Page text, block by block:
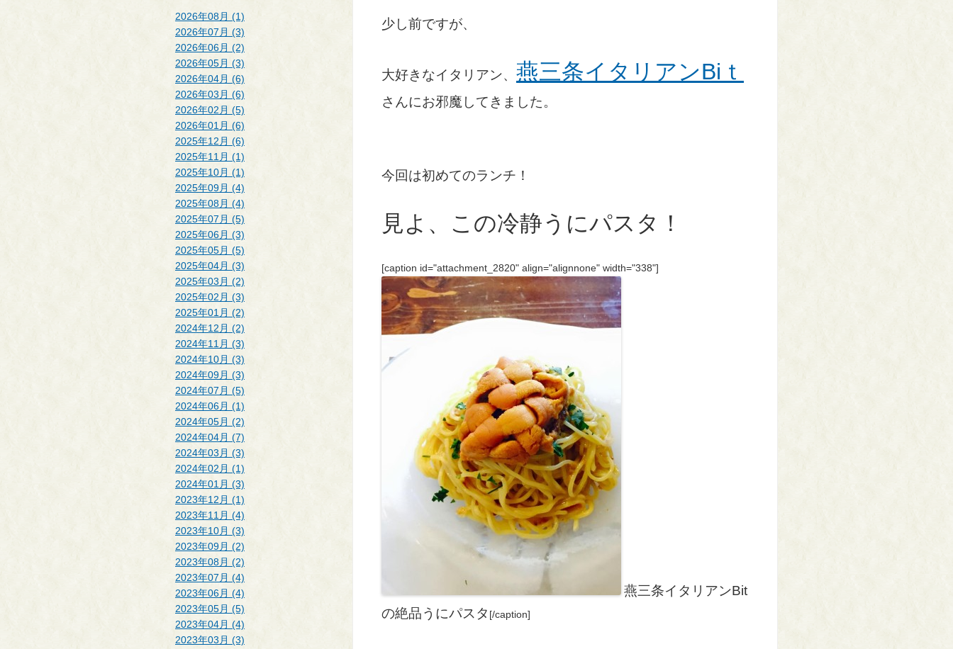
2026年08月 (1)
2026年07月 (3)
2026年06月 (2)
2026年05月 (3)
2026年04月 (6)
2026年03月 (6)
2026年02月 (5)
2026年01月 (6)
2025年12月 (6)
2025年11月 (1)
2025年10月 (1)
2025年09月 (4)
2025年08月 (4)
2025年07月 (5)
2025年06月 (3)
2025年05月 (5)
2025年04月 (3)
2025年03月 (2)
2025年02月 (3)
2025年01月 (2)
2024年12月 (2)
2024年11月 (3)
2024年10月 (3)
2024年09月 (3)
2024年07月 (5)
2024年06月 (1)
2024年05月 (2)
2024年04月 (7)
2024年03月 (3)
2024年02月 (1)
2024年01月 (3)
2023年12月 (1)
2023年11月 (4)
2023年10月 (3)
2023年09月 (2)
2023年08月 (2)
2023年07月 (4)
2023年06月 (4)
2023年05月 (5)
2023年04月 (4)
2023年03月 (3)
少し前ですが、
大好きなイタリアン、 燕三条イタリアンBiｔ
さんにお邪魔してきました。
今回は初めてのランチ！
見よ、この冷静うにパスタ！
[caption id="attachment_2820" align="alignnone" width="338"]
燕三条イタリアンBit
の絶品うにパスタ [/caption]